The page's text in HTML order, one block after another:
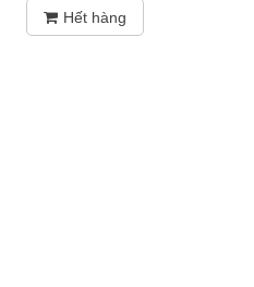
Hết hàng